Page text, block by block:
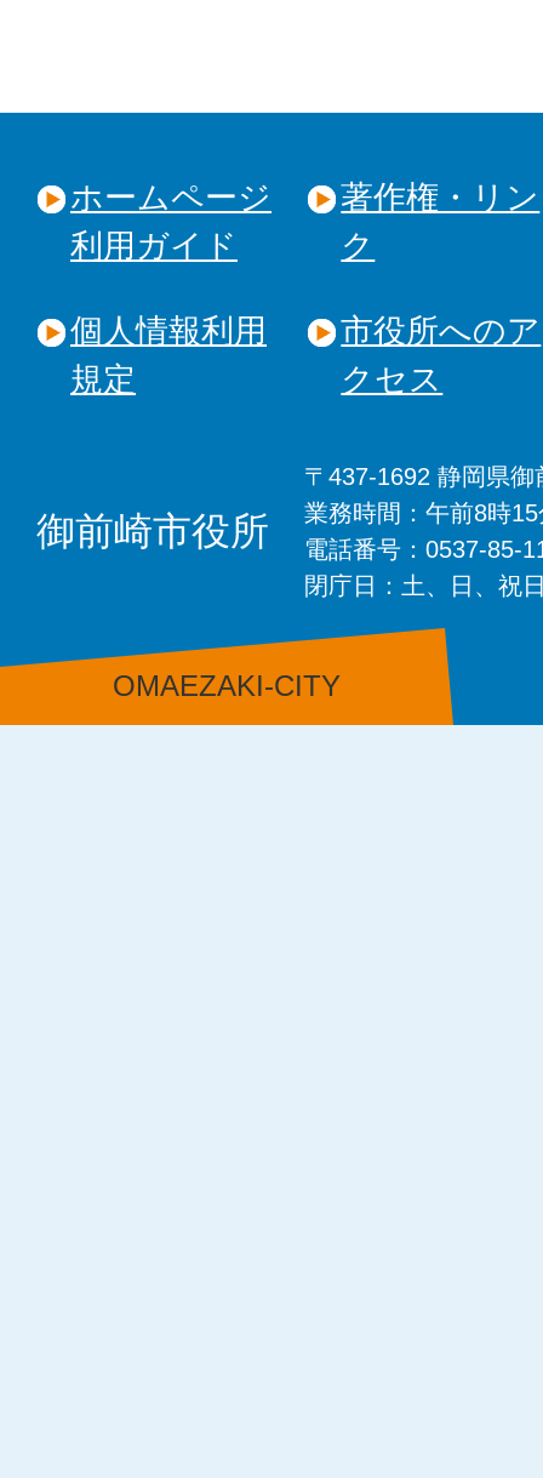
ホームページ
利用ガイド
著作権・リン
ク
個人情報利用
規定
市役所へのア
クセス
御前崎市役所
〒437-1692 静岡県
業務時間：午前8時
電話番号：0537-85-
閉庁日：土、日、祝
OMAEZAKI-CITY